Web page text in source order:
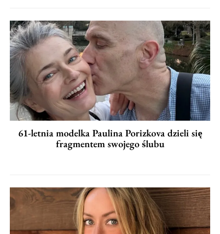
61-letnia modelka Paulina Porizkova dzieli się
fragmentem swojego ślubu